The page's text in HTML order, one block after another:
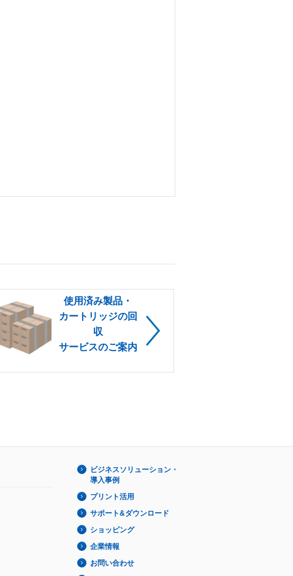
使用済み製品・
カートリッジの回
収
サービスのご案内
ビジネスソリューション・
導入事例
プリント活用
サポート&ダウンロード
ショッピング
企業情報
お問い合わせ